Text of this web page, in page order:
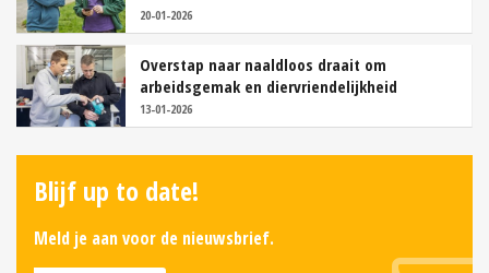
20-01-2026
Overstap naar naaldloos draait om
arbeidsgemak en diervriendelijkheid
13-01-2026
Blijf up to date!
Meld je aan voor de nieuwsbrief.